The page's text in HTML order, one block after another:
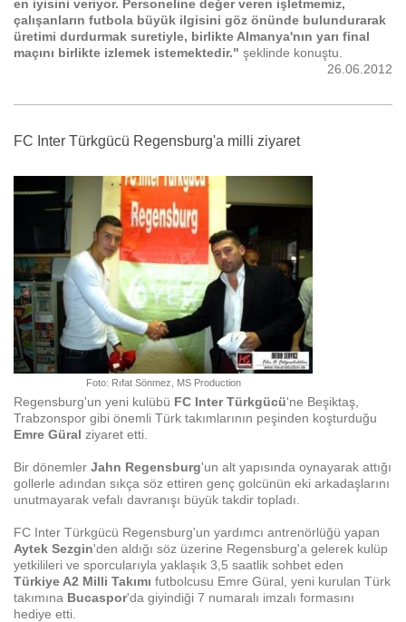
en iyisini veriyor. Personeline değer veren işletmemiz,
çalışanların futbola büyük ilgisini göz önünde bulundurarak
üretimi durdurmak suretiyle, birlikte Almanya'nın yarı final
maçını birlikte izlemek istemektedir." şeklinde konuştu.
26.06.2012
FC Inter Türkgücü Regensburg'a milli ziyaret
Foto: Rıfat Sönmez, MS Production
Regensburg'un yeni kulübü FC Inter Türkgücü'ne Beşiktaş,
Trabzonspor gibi önemli Türk takımlarının peşinden koşturduğu
Emre Güral ziyaret etti.
Bir dönemler Jahn Regensburg'un alt yapısında oynayarak attığı
gollerle adından sıkça söz ettiren genç golcünün eki arkadaşlarını
unutmayarak vefalı davranışı büyük takdir topladı.
FC Inter Türkgücü Regensburg'un yardımcı antrenörlüğü yapan
Aytek Sezgin'den aldığı söz üzerine Regensburg'a gelerek kulüp
yetkilileri ve sporcularıyla yaklaşık 3,5 saatlik sohbet eden
Türkiye A2 Milli Takımı futbolcusu Emre Güral, yeni kurulan Türk
takımına Bucaspor'da giyindiği 7 numaralı imzalı formasını
hediye etti.